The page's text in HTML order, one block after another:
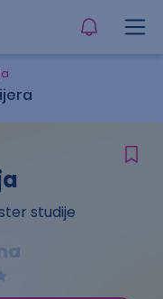
studije